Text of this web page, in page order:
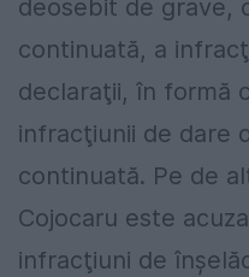
deosebit de grave,
continuată, a
declaraţii, în formă
infracţiunii de dare
continuată. Pe de
Cojocaru este
infracţiuni de